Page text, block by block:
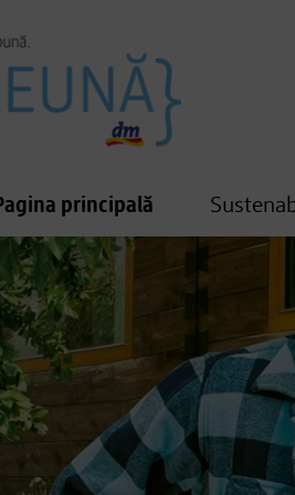
principală